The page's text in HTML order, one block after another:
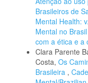
Brasileiros de
Mental Health:
Mental no
com a ética e a
Clara Parente
Costa, Os
Brasileira ,